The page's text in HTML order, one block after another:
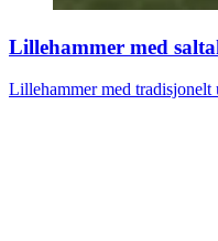
Lillehammer med
Lillehammer med tradisjonelt